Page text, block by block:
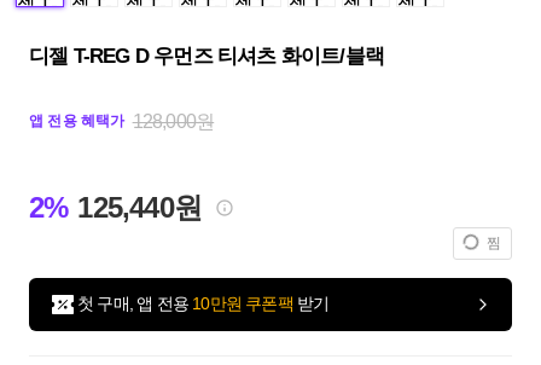
디젤 T-REG D 우먼즈 티셔츠 화이트/블랙
앱 전용 혜택가 128,000원
2% 125,440원
찜
첫 구매, 앱 전용 10만원 쿠폰팩 받기